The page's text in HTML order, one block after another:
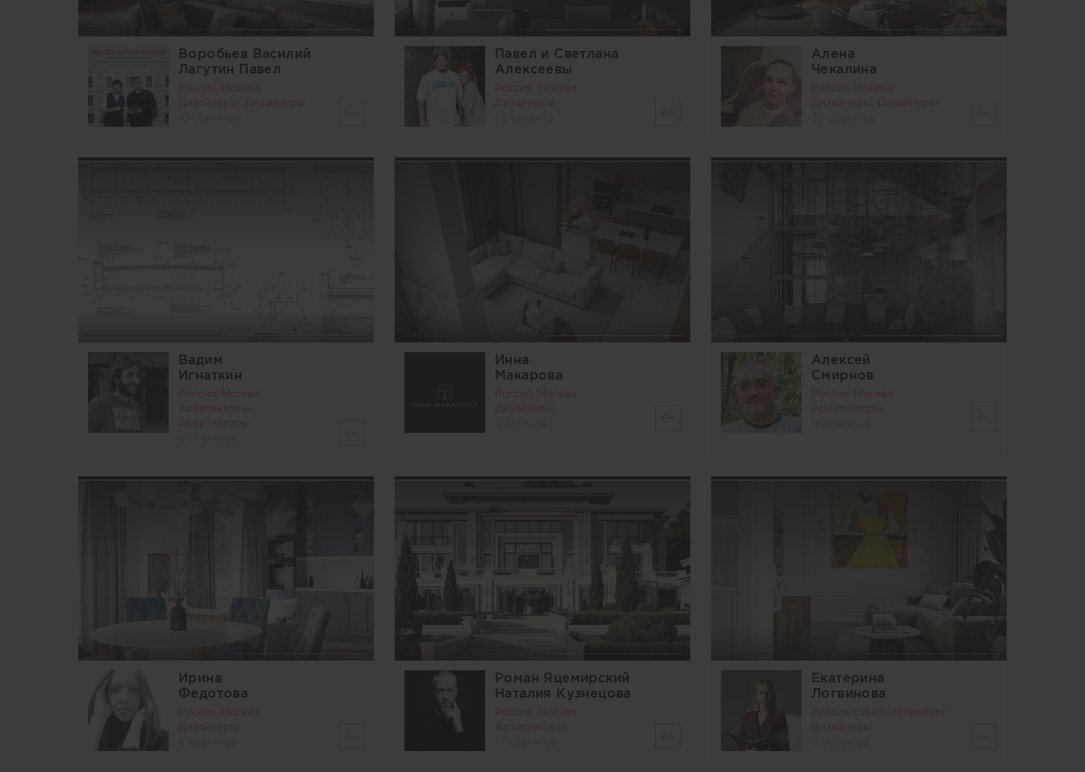
Воробьев Василий
Лагутин Павел
Россия, Москва
Дизайнеры, Дизайнеры
Павел и Светлана
Алексеевы
Россия, Москва
Дизайнеры
Алена
Чекалина
Россия, Москва
Дизайнеры, Дизайнеры
Вадим
Игнаткин
Россия, Москва
Архитекторы,
Архитекторы
Инна
Макарова
Россия, Москва
Дизайнеры
Алексей
Смирнов
Россия, Москва
Архитекторы
Ирина
Федотова
Россия, Москва
Дизайнеры
Роман Яцемирский
Наталия Кузнецова
Россия, Москва
Архитекторы
Екатерина
Логвинова
Россия, Санкт-Петербург
Дизайнеры